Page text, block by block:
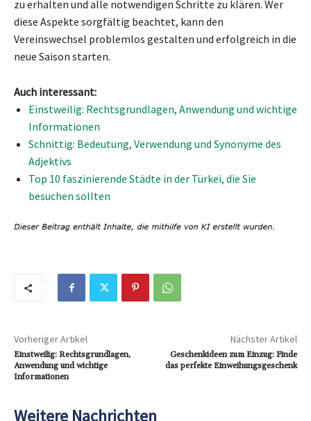
zu erhalten und alle notwendigen Schritte zu klären. Wer
diese Aspekte sorgfältig beachtet, kann den
Vereinswechsel problemlos gestalten und erfolgreich in die
neue Saison starten.
Auch interessant:
Einstweilig: Rechtsgrundlagen, Anwendung und wichtige
Informationen
Schnittig: Bedeutung, Verwendung und Synonyme des
Adjektivs
Top 10 faszinierende Städte in der Türkei, die Sie
besuchen sollten
Vorheriger Artikel
Einstweilig: Rechtsgrundlagen,
Anwendung und wichtige
Informationen
Nächster Artikel
Geschenkideen zum Einzug: Finde
das perfekte Einweihungsgeschenk
Weitere Nachrichten